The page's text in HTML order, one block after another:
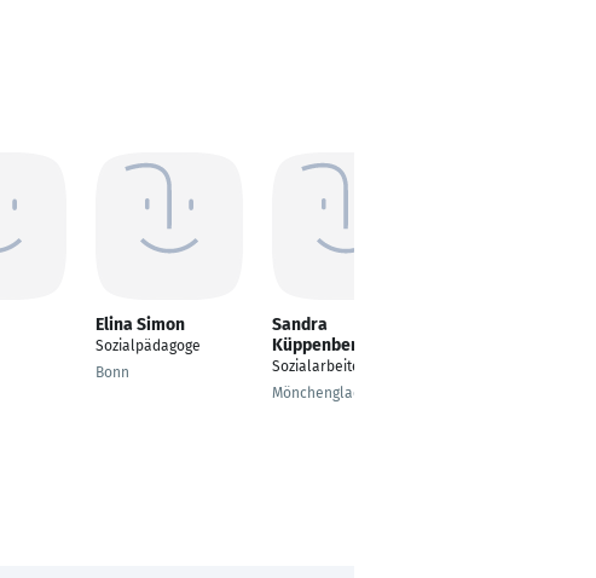
Elina Simon
Sozialpädagoge
Bonn
Sandra
Küppenbender
Sozialarbeiter
Mönchengladbach